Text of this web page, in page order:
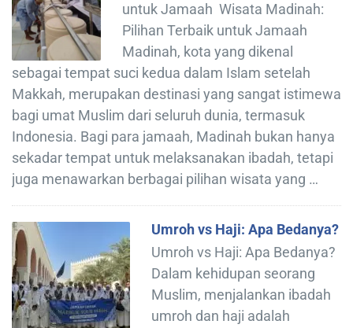
untuk Jamaah Wisata Madinah:
Pilihan Terbaik untuk Jamaah
Madinah, kota yang dikenal
sebagai tempat suci kedua dalam Islam setelah
Makkah, merupakan destinasi yang sangat istimewa
bagi umat Muslim dari seluruh dunia, termasuk
Indonesia. Bagi para jamaah, Madinah bukan hanya
sekadar tempat untuk melaksanakan ibadah, tetapi
juga menawarkan berbagai pilihan wisata yang …
Umroh vs Haji: Apa Bedanya?
Umroh vs Haji: Apa Bedanya?
Dalam kehidupan seorang
Muslim, menjalankan ibadah
umroh dan haji adalah